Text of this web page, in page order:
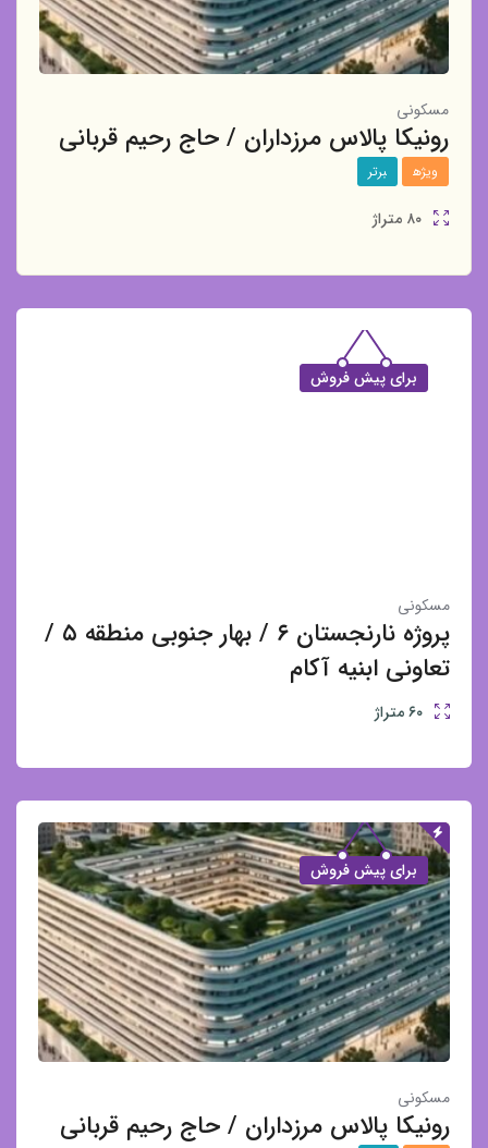
مسکونی
رونیکا پالاس مرزداران / حاج رحیم قربانی
ویژه برتر
۸۰ متراژ
برای پیش فروش
مسکونی
پروژه نارنجستان ۶ / بهار جنوبی منطقه ۵ /
تعاونی ابنیه آکام
۶۰متراژ
برای پیش فروش
مسکونی
رونیکا پالاس مرزداران / حاج رحیم قربانی